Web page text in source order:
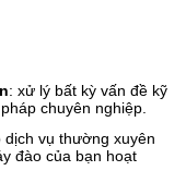
: xử lý bất kỳ vấn đề kỹ
chuyên nghiệp.
dịch vụ thường xuyên
đào của bạn hoạt